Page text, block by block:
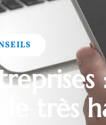
le très